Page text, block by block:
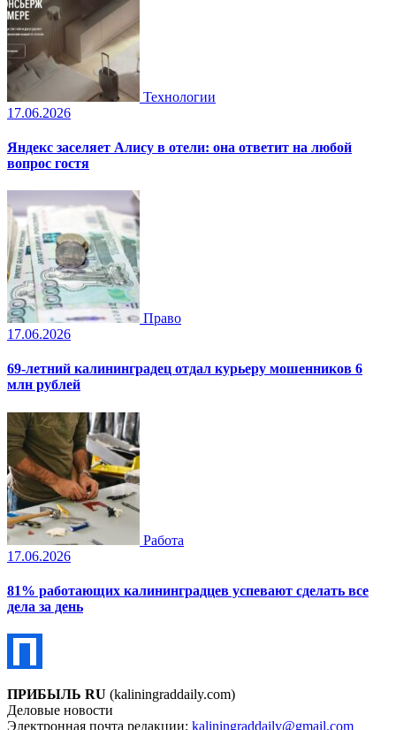
Технологии
17.06.2026
Яндекс заселяет Алису в отели: она ответит на любой
вопрос гостя
Право
17.06.2026
69-летний калининградец отдал курьеру мошенников 6
млн рублей
Работа
17.06.2026
81% работающих калининградцев успевают сделать все
дела за день
ПРИБЫЛЬ RU (kaliningraddaily.com)
Деловые новости
Электронная почта редакции: kaliningraddaily@gmail.com